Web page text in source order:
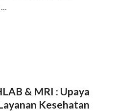
…
& MRI : Upaya
Kesehatan